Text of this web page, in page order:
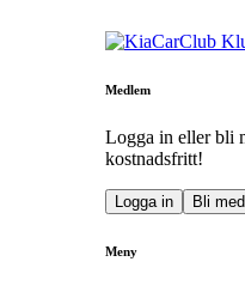
Medlem
Logga in eller bli
kostnadsfritt!
Logga in Bli
Meny